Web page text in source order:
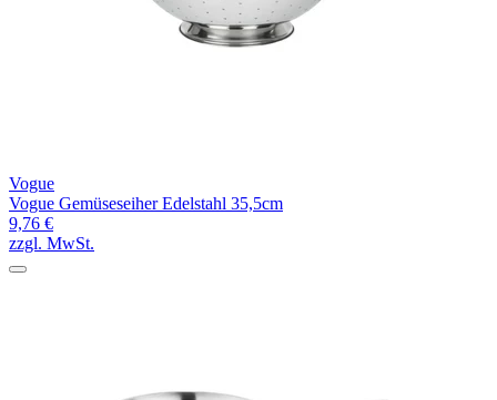
Vogue
Vogue Gemüseseiher Edelstahl 35,5cm
9,76 €
zzgl. MwSt.